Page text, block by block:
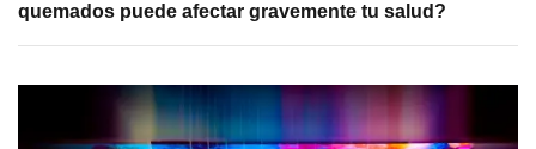
quemados puede afectar gravemente tu salud?